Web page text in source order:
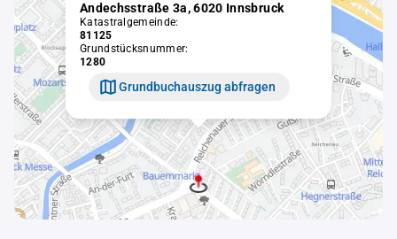
Andechsstraße 3a, 6020 Innsbruck
Katastralgemeinde:
81125
Grundstücksnummer:
1280
Grundbuchauszug abfragen